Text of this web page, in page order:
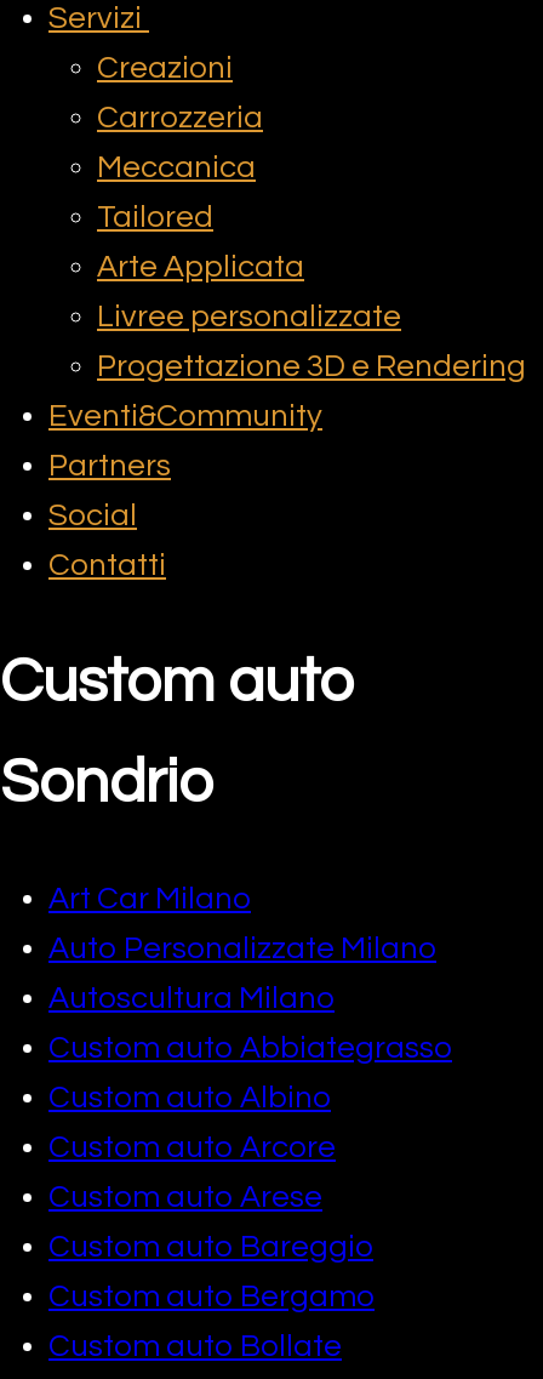
Servizi
Creazioni
Carrozzeria
Meccanica
Tailored
Arte Applicata
Livree personalizzate
Progettazione 3D e Rendering
Eventi&Community
Partners
Social
Contatti
Custom auto
Sondrio
Art Car Milano
Auto Personalizzate Milano
Autoscultura Milano
Custom auto Abbiategrasso
Custom auto Albino
Custom auto Arcore
Custom auto Arese
Custom auto Bareggio
Custom auto Bergamo
Custom auto Bollate